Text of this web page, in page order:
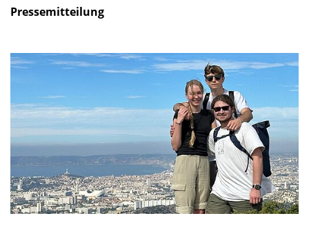
Pressemitteilung
Mikrobiologie
Meer:
Unser
Praktikum
am
CNRS
in
Marseille